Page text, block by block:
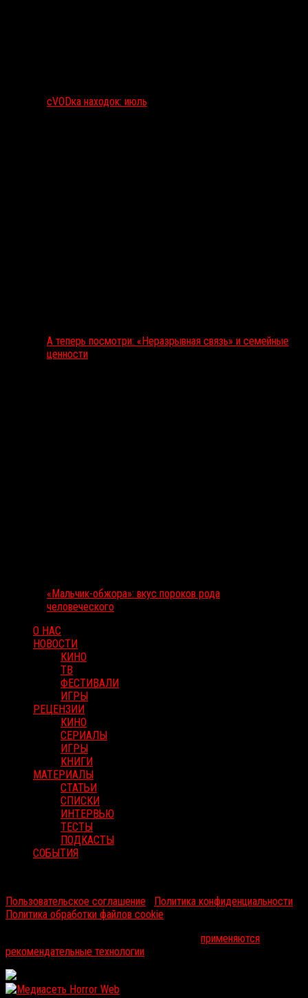
сVODка находок: июль
А теперь посмотри: «Неразрывная связь» и семейные
ценности
«Мальчик-обжора»: вкус пороков рода
человеческого
О НАС
НОВОСТИ
КИНО
ТВ
ФЕСТИВАЛИ
ИГРЫ
РЕЦЕНЗИИ
КИНО
СЕРИАЛЫ
ИГРЫ
КНИГИ
МАТЕРИАЛЫ
СТАТЬИ
СПИСКИ
ИНТЕРВЬЮ
ТЕСТЫ
ПОДКАСТЫ
СОБЫТИЯ
Пользовательское соглашение
Политика конфиденциальности
Политика обработки файлов cookie
применяются
рекомендательные технологии